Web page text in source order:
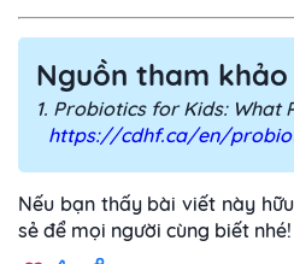
Nguồn tham khảo
1. Probiotics for Kids: What
https://cdhf.ca/en/
Nếu bạn thấy bài viết này
sẻ để mọi người cùng biết nhé!